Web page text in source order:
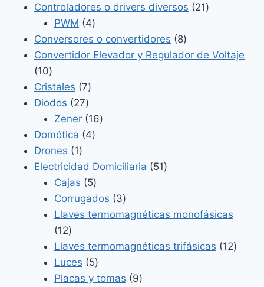
productos
Controladores o drivers diversos 2121
PWM 44
productos
Conversores o convertidores 88
productos
Convertidor Elevador y Regulador de Voltaje
1010
productos
Cristales 77
productos
Diodos 2727
productos
Zener 1616
Domótica 44
Drones 11
producto
Electricidad Domiciliaria 5151
Cajas 55
productos
Corrugados 33
productos
Llaves termomagnéticas monofásicas
1212
productos
Llaves termomagnéticas trifásicas 1212
Luces 55
productos
Placas y tomas 99